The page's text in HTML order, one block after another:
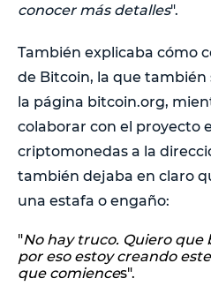
conocer más detalles".
También explicaba cómo
de Bitcoin, la que también
la página bitcoin.org,
colaborar con el proyecto
criptomonedas a la
también dejaba en claro
una estafa o engaño:
"No hay truco. Quiero que
por eso estoy creando
que comiences".